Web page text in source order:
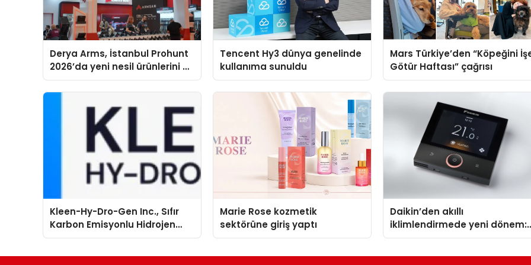
Derya Arms, İstanbul Prohunt
2026’da yeni nesil ürünlerini ve
global marka vizyonunu
sergiledi
Tencent Hy3 dünya genelinde
kullanıma sunuldu
Mars Türkiye’den “Köpeğini
Götür Haftası” çağrısı
Kleen-Hy-Dro-Gen Inc., Sıfır
Karbon Emisyonlu Hidrojen
Isıtma Teknolojisinde ISO ve
Marie Rose kozmetik
sektörüne giriş yaptı
Daikin’den akıllı
iklimlendirmede yeni dönem:
Madoka Plus Türkiye’de